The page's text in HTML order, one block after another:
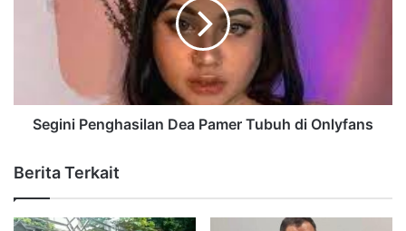
Segini Penghasilan Dea Pamer Tubuh di Onlyfans
Berita Terkait